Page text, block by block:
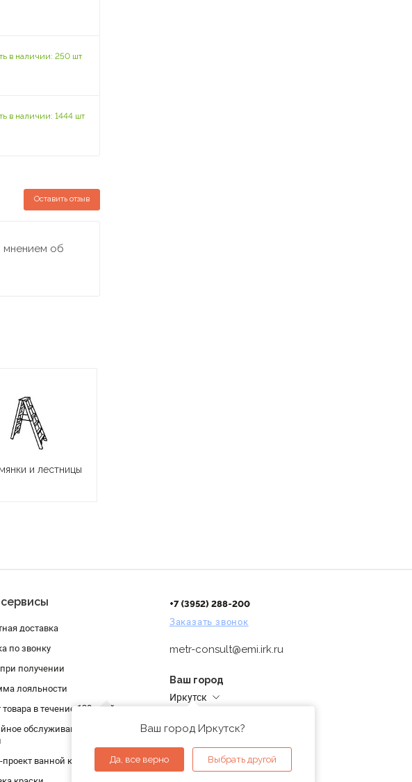
в наличии: 250 шт
в наличии: 1444 шт
Оставить отзыв
мнением об
и лестницы
доставка
по звонку
получении
лояльности
товара в течение 120 дней
обслуживание и проверка
ванной комнаты
+7 (3952) 288-200
Заказать звонок
metr-consult@emi.irk.ru
Ваш город
Иркутск
Ваш город Иркутск?
Да, все верно Выбрать другой